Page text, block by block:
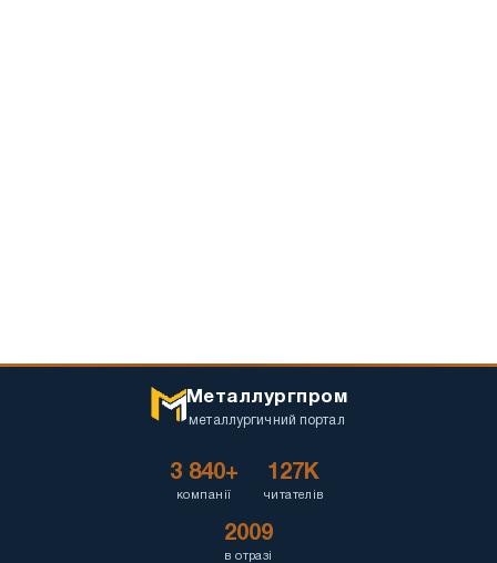
Металлургпром
металлургичний портал
3 840+
компанії
127K
читателів
2009
в отразі